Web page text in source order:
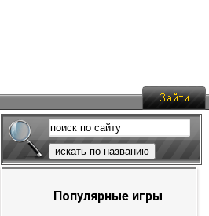
искать по названию
Популярные игры